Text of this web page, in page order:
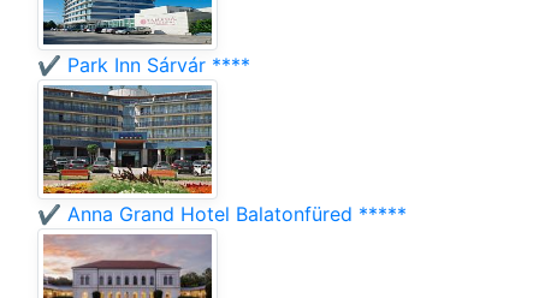
✔️ Park Inn Sárvár ****
✔️ Anna Grand Hotel Balatonfüred *****